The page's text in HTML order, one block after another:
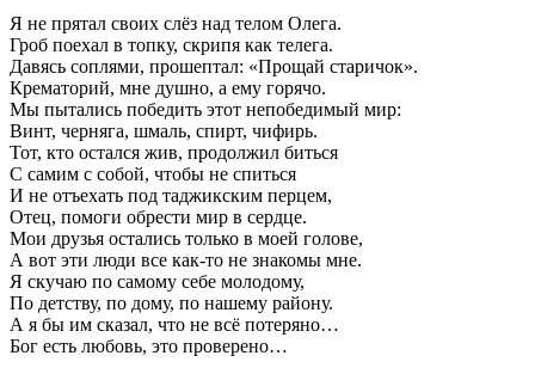
Я не прятал своих слёз над телом Олега.
Гроб поехал в топку, скрипя как телега.
Давясь соплями, прошептал: «Прощай старичок».
Крематорий, мне душно, а ему горячо.
Мы пытались победить этот непобедимый мир:
Винт, черняга, шмаль, спирт, чифирь.
Тот, кто остался жив, продолжил биться
С самим с собой, чтобы не спиться
И не отъехать под таджикским перцем,
Отец, помоги обрести мир в сердце.
Мои друзья остались только в моей голове,
А вот эти люди все как-то не знакомы мне.
Я скучаю по самому себе молодому,
По детству, по дому, по нашему району.
А я бы им сказал, что не всё потеряно…
Бог есть любовь, это проверено…